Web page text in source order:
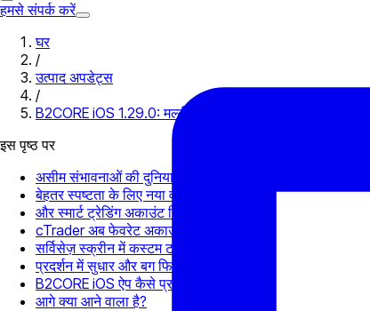
हमसे संपर्क करें
घर
/
उत्पाद अपडेट्स
/
B2CORE iOS 1.29.0: मल्टी-लैंग्वेज सपोर्ट, नया वॉलेट
इस पृष्ठ पर
असीम संभावनाओं की दुनिया: मल्टी-लैंग्वेज सपोर्ट (बीटा संस्करण)
बेहतर स्पष्टता के लिए नया वॉलेट डिज़ाइन
और स्मार्ट ट्रेडिंग अकाउंट निर्माण
cTrader अब फेवरेट अकाउंट्स विजेट में शामिल
सर्विसेज़ स्क्रीन में कस्टम टाइल आइटम्स
प्रदर्शन में सुधार और बग फिक्स
B2CORE iOS ऐप कैसे प्राप्त करें
आगे क्या आने वाला है?